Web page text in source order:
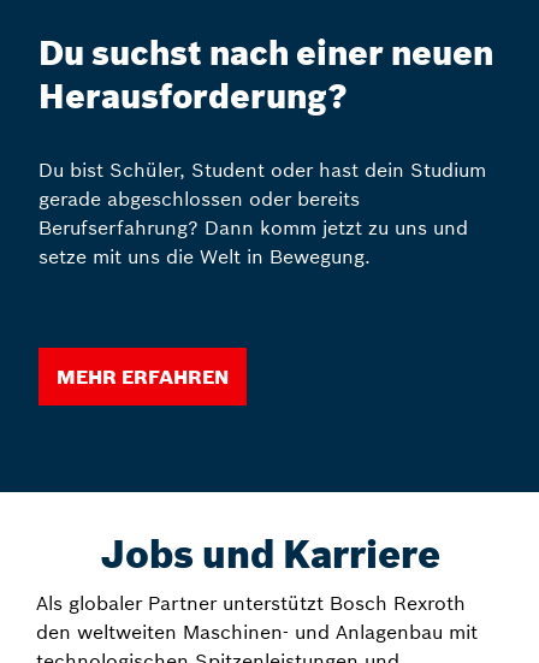
Du suchst nach einer neuen
Herausforderung?
Du bist Schüler, Student oder hast dein Studium
gerade abgeschlossen oder bereits
Berufserfahrung? Dann komm jetzt zu uns und
setze mit uns die Welt in Bewegung.
Mehr erfahren
Jobs und Karriere
Als globaler Partner unterstützt Bosch Rexroth
den weltweiten Maschinen- und Anlagenbau mit